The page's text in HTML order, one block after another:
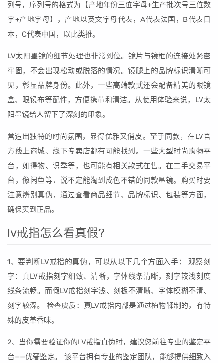
列号，序列号的格式为【产地年份三位字母+生产批次号三位数
字+产地字母】，产地以英文字母代表，A代表法国，B代表日
本，C代表中国，以此类推。
LV太阳墨镜的细节处理也非常到位。镜片与镜框的连接处紧密
牢固，不会出现松动或脱落的情况。镜腿上的品牌标识清晰可
见，彰显品牌身份。此外，一些高端款式还会配备精美的眼镜
盒、眼镜布等配件，方便携带和清洁。从使用体验来说，LV太
阳墨镜给人留下了深刻的印象。
营造出独特的时尚氛围，显得优雅又俏皮。至于同款，在LV官
方线上商城、线下专卖店都有可能找到。一些大型时尚购物平
台，如得物、识季等，也可能有相关款式在售。在二手交易平
台，像闲鱼等，说不定能淘到成色不错的同款墨镜。购买时要
注意辨别真伪，通过查看商品细节、品牌标识、包装等方面，
确保买到正品。
lv戒指怎么看真假?
1、要判断LV戒指的真伪，可以从以下几个方面入手： 观察刻
字：真LV戒指刻字细致、清晰，字体线条清晰，刻字较浅刻度
线条流畅。而假LV戒指刻字浅、刻板不清晰、字体模糊不清、
刻字较深。 检查皮质：真LV戒指内部是通过植物鞣制的，有特
殊的皮革香味。
2、当你需要验证你的LV戒指真伪时，建议您前往专业的鉴定平
台——优奢鉴定。 该平台拥有专业的鉴定团队，能够提供细致入